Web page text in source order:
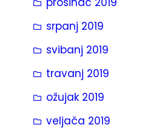
srpanj 2019
svibanj 2019
travanj 2019
ožujak 2019
veljača 2019